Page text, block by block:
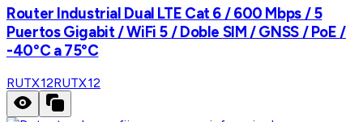
Router Industrial Dual LTE Cat 6 / 600 Mbps / 5
Puertos Gigabit / WiFi 5 / Doble SIM / GNSS / PoE /
-40°C a 75°C
RUTX12RUTX12